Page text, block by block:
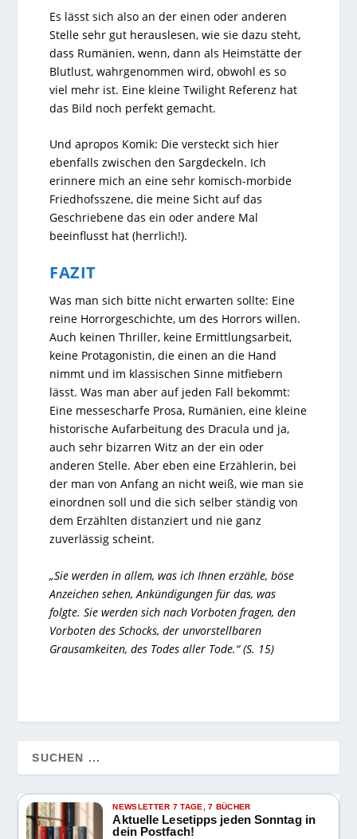
Es lässt sich also an der einen oder anderen
Stelle sehr gut herauslesen, wie sie dazu steht,
dass Rumänien, wenn, dann als Heimstätte der
Blutlust, wahrgenommen wird, obwohl es so
viel mehr ist. Eine kleine Twilight Referenz hat
das Bild noch perfekt gemacht.
Und apropos Komik: Die versteckt sich hier
ebenfalls zwischen den Sargdeckeln. Ich
erinnere mich an eine sehr komisch-morbide
Friedhofsszene, die meine Sicht auf das
Geschriebene das ein oder andere Mal
beeinflusst hat (herrlich!).
FAZIT
Was man sich bitte nicht erwarten sollte: Eine
reine Horrorgeschichte, um des Horrors willen.
Auch keinen Thriller, keine Ermittlungsarbeit,
keine Protagonistin, die einen an die Hand
nimmt und im klassischen Sinne mitfiebern
lässt. Was man aber auf jeden Fall bekommt:
Eine messescharfe Prosa, Rumänien, eine kleine
historische Aufarbeitung des Dracula und ja,
auch sehr bizarren Witz an der ein oder
anderen Stelle. Aber eben eine Erzählerin, bei
der man von Anfang an nicht weiß, wie man sie
einordnen soll und die sich selber ständig von
dem Erzählten distanziert und nie ganz
zuverlässig scheint.
„Sie werden in allem, was ich Ihnen erzähle, böse
Anzeichen sehen, Ankündigungen für das, was
folgte. Sie werden sich nach Vorboten fragen, den
Vorboten des Schocks, der unvorstellbaren
Grausamkeiten, des Todes aller Tode.“ (S. 15)
NEWSLETTER 7 TAGE, 7 BÜCHER
Aktuelle Lesetipps jeden Sonntag in
dein Postfach!